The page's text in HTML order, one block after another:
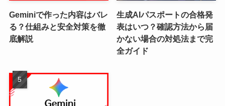
Geminiで作った内容はバレ
る？仕組みと安全対策を徹
底解説
生成AIパスポートの合格発
表はいつ？確認方法から届
かない場合の対処法まで完
全ガイド